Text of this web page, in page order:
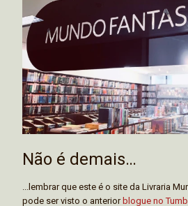
Não é demais…
...lembrar que este é o site da Livraria
pode ser visto o anteriorblogue no